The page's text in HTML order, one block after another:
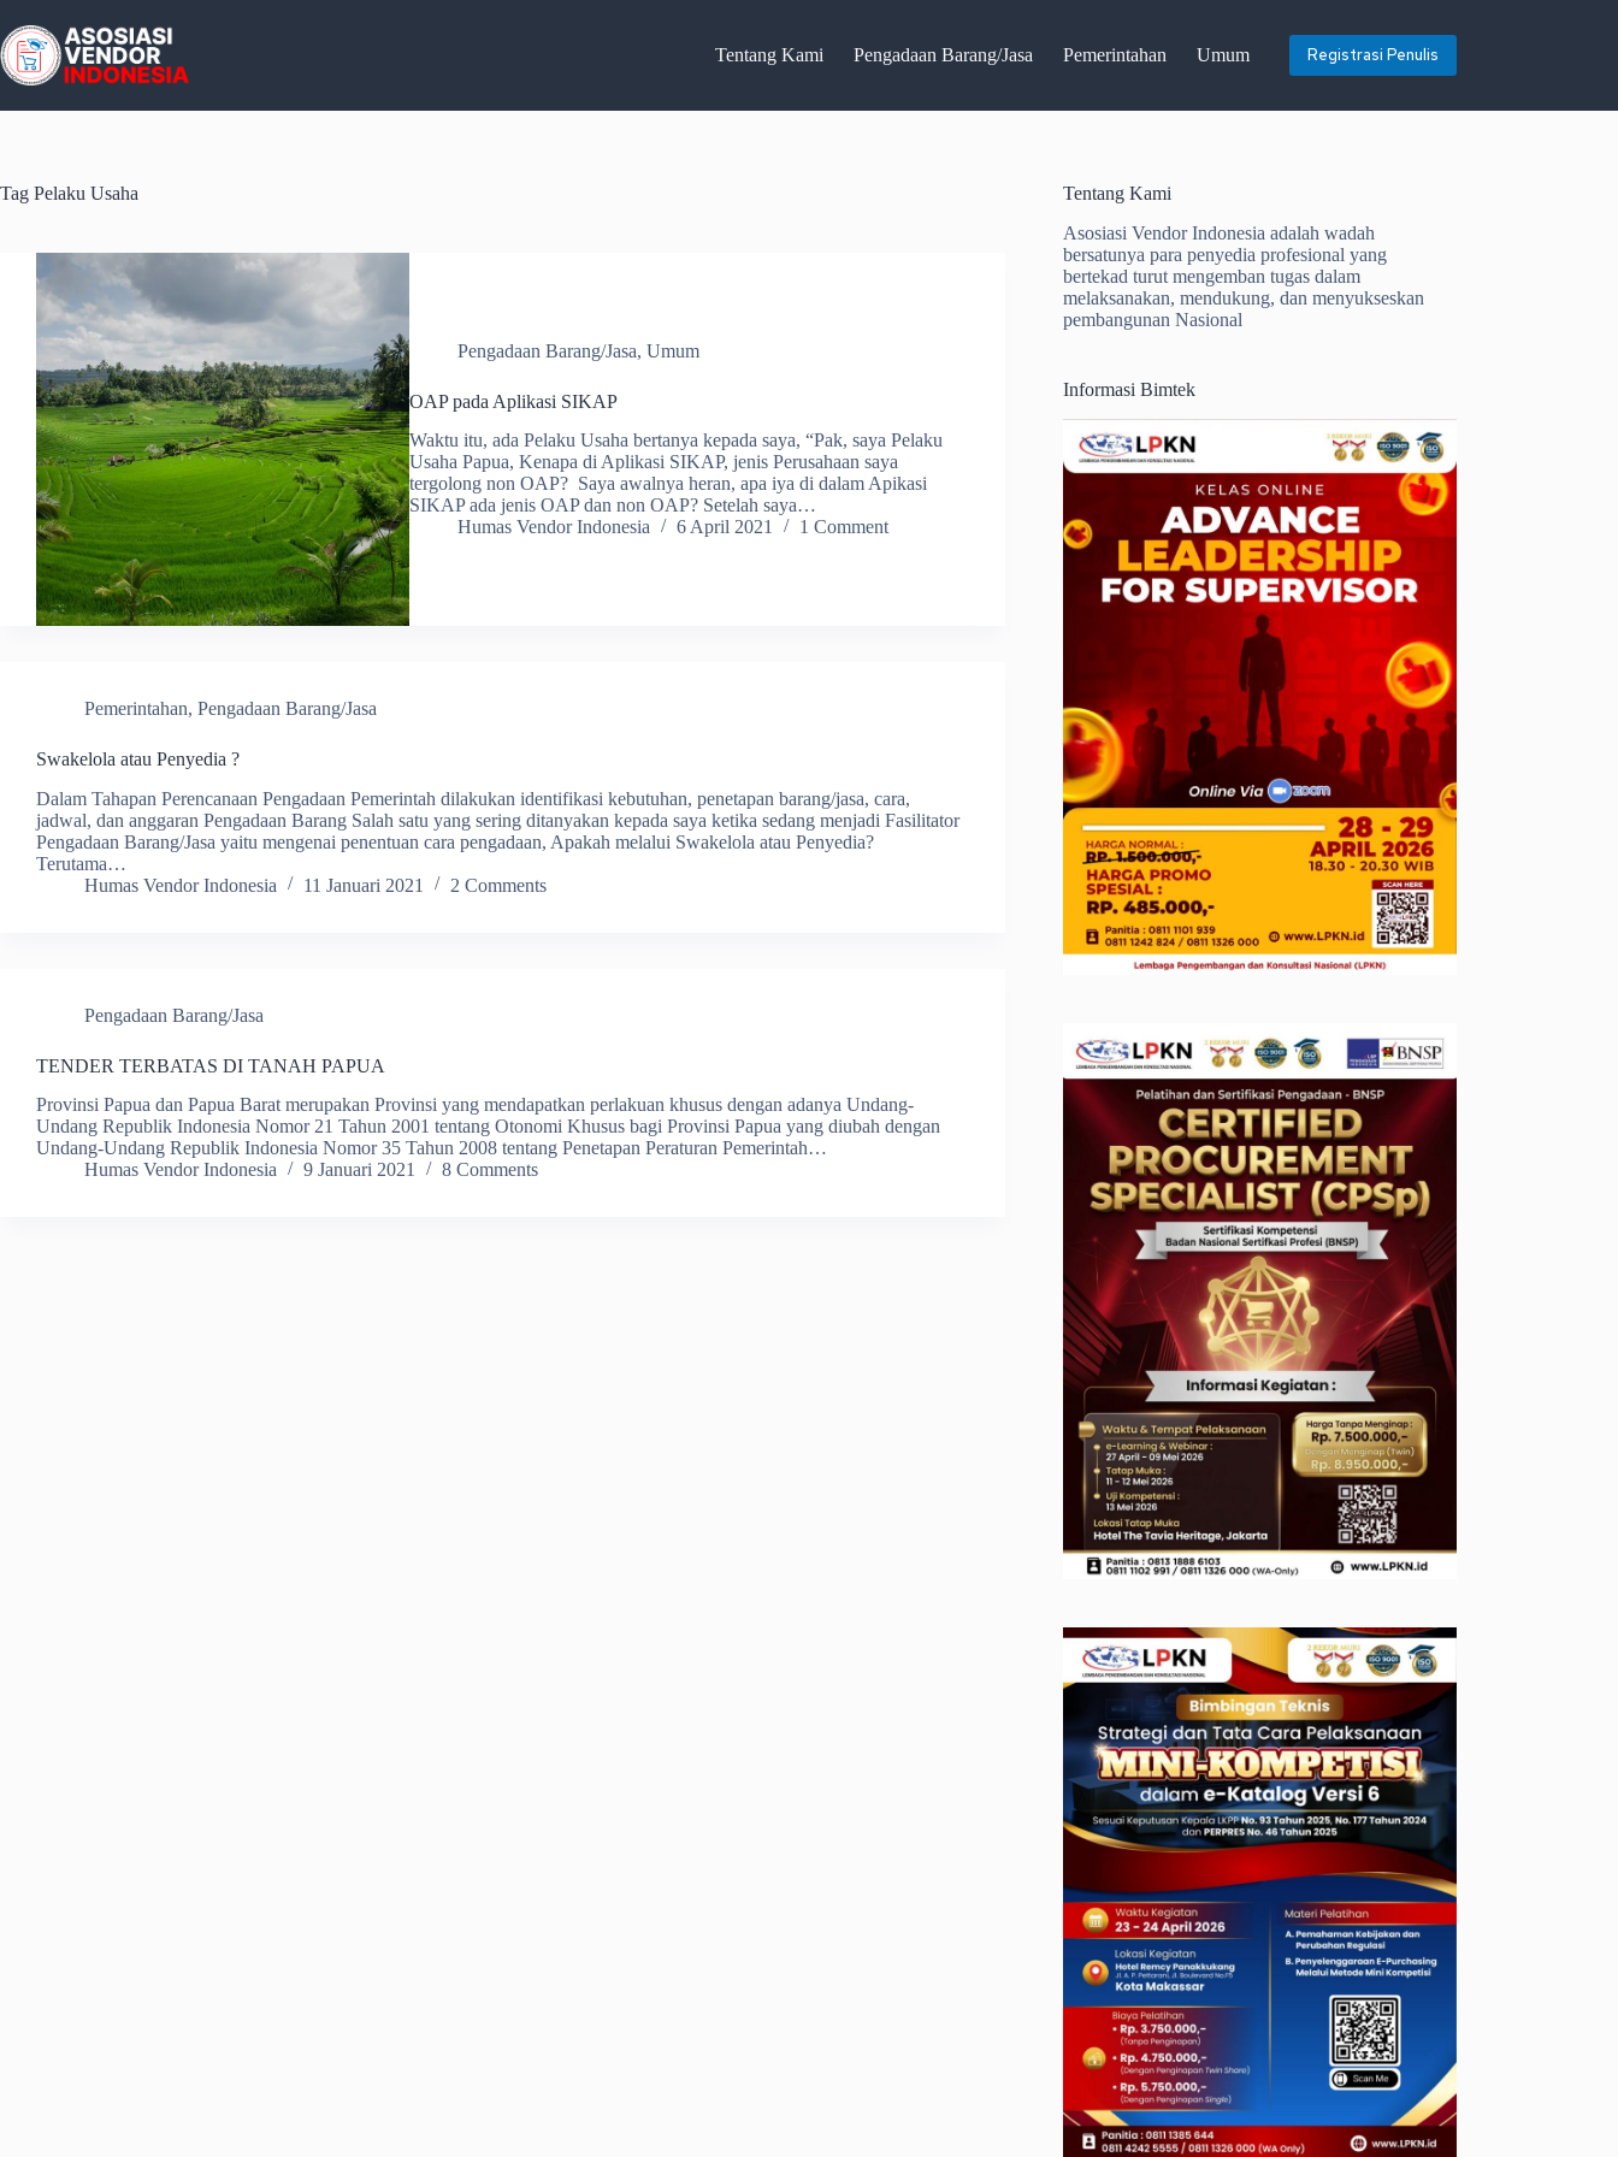
to
content
Tentang Kami Pengadaan Barang/Jasa Pemerintahan Umum Registrasi Penulis
Tag Pelaku Usaha
Pengadaan Barang/Jasa, Umum
OAP pada Aplikasi SIKAP
Waktu itu, ada Pelaku Usaha bertanya kepada saya, “Pak, saya Pelaku
Usaha Papua, Kenapa di Aplikasi SIKAP, jenis Perusahaan saya
tergolong non OAP? Saya awalnya heran, apa iya di dalam Apikasi
SIKAP ada jenis OAP dan non OAP? Setelah saya…
Humas Vendor Indonesia
6 April 2021 1 Comment
Pemerintahan, Pengadaan Barang/Jasa
Swakelola atau Penyedia ?
Dalam Tahapan Perencanaan Pengadaan Pemerintah dilakukan identifikasi kebutuhan, penetapan barang/jasa, cara,
jadwal, dan anggaran Pengadaan Barang Salah satu yang sering ditanyakan kepada saya ketika sedang menjadi Fasilitator
Pengadaan Barang/Jasa yaitu mengenai penentuan cara pengadaan, Apakah melalui Swakelola atau Penyedia?
Terutama…
Humas Vendor Indonesia
11 Januari 2021 2 Comments
Pengadaan Barang/Jasa
TENDER TERBATAS DI TANAH PAPUA
Provinsi Papua dan Papua Barat merupakan Provinsi yang mendapatkan perlakuan khusus dengan adanya Undang-
Undang Republik Indonesia Nomor 21 Tahun 2001 tentang Otonomi Khusus bagi Provinsi Papua yang diubah dengan
Undang-Undang Republik Indonesia Nomor 35 Tahun 2008 tentang Penetapan Peraturan Pemerintah…
Humas Vendor Indonesia
9 Januari 2021 8 Comments
Tentang Kami
Asosiasi Vendor Indonesia adalah wadah
bersatunya para penyedia profesional yang
bertekad turut mengemban tugas dalam
melaksanakan, mendukung, dan menyukseskan
pembangunan Nasional
Informasi Bimtek